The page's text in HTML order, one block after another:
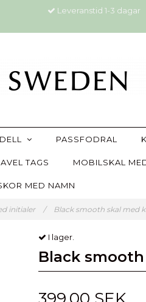
Leveranstid 1-3 dagar
PASSFODRAL
TAGS MOBILSKAL
MED NAMN
initialer / Black smooth skal med
I lager.
Black